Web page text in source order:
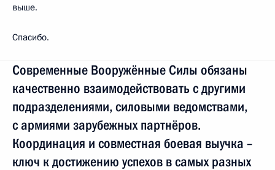
выше.
Спасибо.
Современные Вооружённые Силы обязаны
качественно взаимодействовать с другими
подразделениями, силовыми ведомствами,
с армиями зарубежных партнёров.
Координация и совместная боевая выучка –
ключ к достижению успехов в самых разных